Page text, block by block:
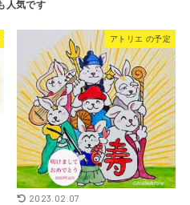
アトリエ の予定
2023.02.07